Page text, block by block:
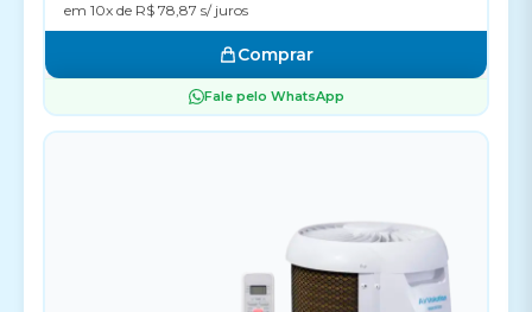
em 10x de R$ 78,87 s/ juros
Comprar
Fale pelo WhatsApp